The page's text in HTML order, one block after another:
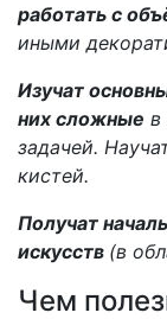
работать с
иными
Изучат
них сложные в
задачей.
кистей.
Получат
искусств (в
Чем